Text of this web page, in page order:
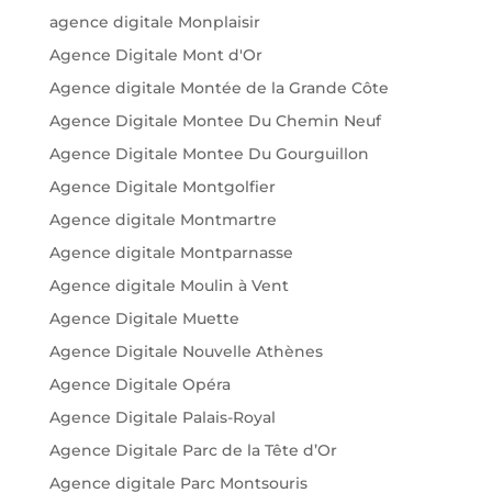
agence digitale Monplaisir
Agence Digitale Mont d'Or
Agence digitale Montée de la Grande Côte
Agence Digitale Montee Du Chemin Neuf
Agence Digitale Montee Du Gourguillon
Agence Digitale Montgolfier
Agence digitale Montmartre
Agence digitale Montparnasse
Agence digitale Moulin à Vent
Agence Digitale Muette
Agence Digitale Nouvelle Athènes
Agence Digitale Opéra
Agence Digitale Palais-Royal
Agence Digitale Parc de la Tête d’Or
Agence digitale Parc Montsouris